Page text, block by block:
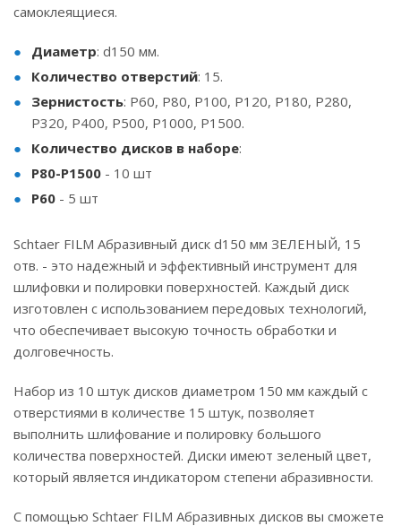
самоклеящиеся.
Диаметр: d150 мм.
Количество отверстий: 15.
Зернистость: Р60, Р80, Р100, Р120, Р180, P280,
P320, P400, Р500, Р1000, Р1500.
Количество дисков в наборе:
Р80-Р1500 - 10 шт
Р60 - 5 шт
Schtaer FILM Абразивный диск d150 мм ЗЕЛЕНЫЙ, 15
отв. - это надежный и эффективный инструмент для
шлифовки и полировки поверхностей. Каждый диск
изготовлен с использованием передовых технологий,
что обеспечивает высокую точность обработки и
долговечность.
Набор из 10 штук дисков диаметром 150 мм каждый с
отверстиями в количестве 15 штук, позволяет
выполнить шлифование и полировку большого
количества поверхностей. Диски имеют зеленый цвет,
который является индикатором степени абразивности.
С помощью Schtaer FILM Абразивных дисков вы сможете